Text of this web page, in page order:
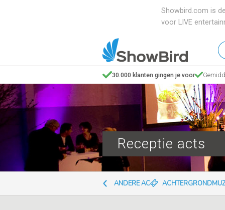
Showbird.com is
voor LIVE
30.000 klanten gingen je voor
Receptie acts
ANDERE ACTS